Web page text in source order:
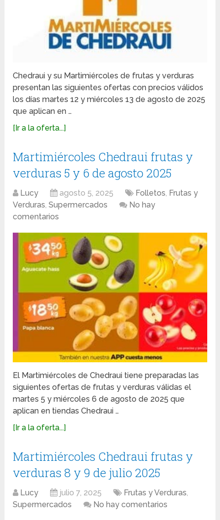
Chedraui y su Martimiércoles de frutas y verduras
presentan las siguientes ofertas con precios válidos
los días martes 12 y miércoles 13 de agosto de 2025
que aplican en …
[Ir a la oferta...]
Martimiércoles Chedraui frutas y
verduras 5 y 6 de agosto 2025
Lucy agosto 5, 2025 Folletos, Frutas y
Verduras,Supermercados
No hay
comentarios
El Martimiércoles de Chedraui tiene preparadas las
siguientes ofertas de frutas y verduras válidas el
martes 5 y miércoles 6 de agosto de 2025 que
aplican en tiendas Chedraui …
[Ir a la oferta...]
Martimiércoles Chedraui frutas y
verduras 8 y 9 de julio 2025
Lucy julio 7, 2025 Frutas y Verduras,
Supermercados
No hay comentarios